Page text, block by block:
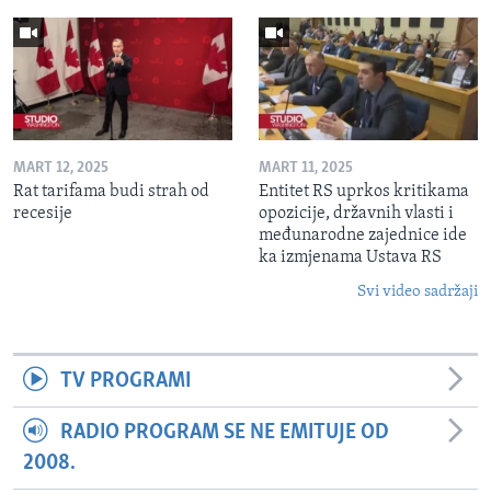
MART 12, 2025
Rat tarifama budi strah od
recesije
MART 11, 2025
Entitet RS uprkos kritikama
opozicije, državnih vlasti i
međunarodne zajednice ide
ka izmjenama Ustava RS
Svi video sadržaji
TV PROGRAMI
RADIO PROGRAM SE NE EMITUJE OD
2008.